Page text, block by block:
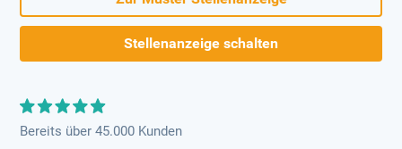
Stellenanzeige schalten
Bereits über 45.000 Kunden